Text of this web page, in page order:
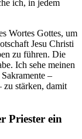
ich, in jedem
Wortes Gottes, um
Jesu Christi
zu führen. Die
Ich sehe meinen
–
zu stärken, damit
Priester ein